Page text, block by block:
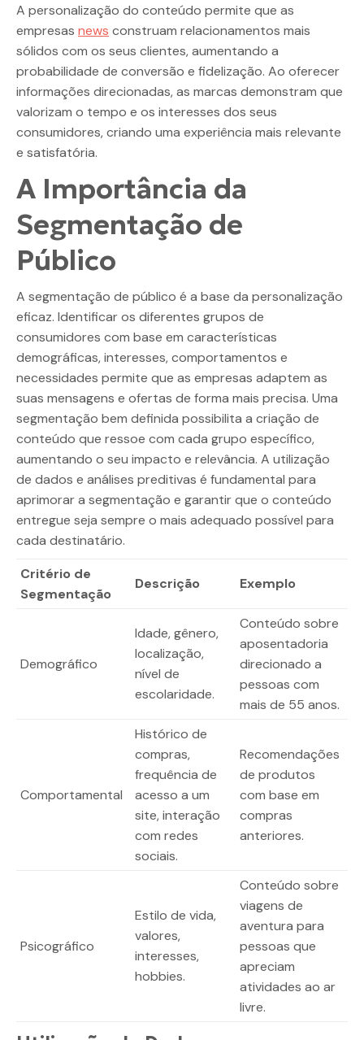
A personalização do conteúdo permite que as
empresas news construam relacionamentos mais
sólidos com os seus clientes, aumentando a
probabilidade de conversão e fidelização. Ao oferecer
informações direcionadas, as marcas demonstram que
valorizam o tempo e os interesses dos seus
consumidores, criando uma experiência mais relevante
e satisfatória.
A Importância da
Segmentação de
Público
A segmentação de público é a base da personalização
eficaz. Identificar os diferentes grupos de
consumidores com base em características
demográficas, interesses, comportamentos e
necessidades permite que as empresas adaptem as
suas mensagens e ofertas de forma mais precisa. Uma
segmentação bem definida possibilita a criação de
conteúdo que ressoe com cada grupo específico,
aumentando o seu impacto e relevância. A utilização
de dados e análises preditivas é fundamental para
aprimorar a segmentação e garantir que o conteúdo
entregue seja sempre o mais adequado possível para
cada destinatário.
Critério de
Segmentação
Descrição Exemplo
Demográfico
Idade, gênero,
localização,
nível de
escolaridade.
Conteúdo sobre
aposentadoria
direcionado a
pessoas com
mais de 55 anos.
Comportamental
Histórico de
compras,
frequência de
acesso a um
site, interação
com redes
sociais.
Recomendações
de produtos
com base em
compras
anteriores.
Psicográfico
Estilo de vida,
valores,
interesses,
hobbies.
Conteúdo sobre
viagens de
aventura para
pessoas que
apreciam
atividades ao ar
livre.